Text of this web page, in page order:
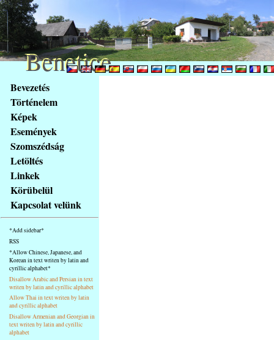
obsah
stránky
Klávesové
zkratky
tomto
webu
základní
Hlavní
strana
Bevezetés
Történelem
Képek
Események
Szomszédság
Letöltés
Linkek
Körübelül
Kapcsolat velünk
*Add sidebar*
RSS
*Allow Chinese, Japanese, and
Korean in text writen by latin and
cyrillic alphabet*
Disallow Arabic and Persian in text
writen by latin and cyrillic alphabet
Allow Thai in text writen by latin
and cyrillic alphabet
Disallow Armenian and Georgian in
text writen by latin and cyrillic
alphabet
Benetice
Benetice